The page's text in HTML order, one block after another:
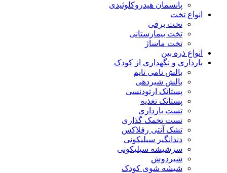
پانسمان هیدروکلوئیدی
انواع تخت
تخت برقی
تخت بیمارستانی
تخت ماساژ
انواع ذره بین
بارداری و نگهداری از کودک
بالش تامی تایم
بالش شیردهی
پستانک ارتودنسی
پستانک تغذیه
تست بارداری
تست تخمک گذاری
تشک آنتی رفلاکس
دندانگیر سیلیکونی
سرشیشه سیلیکونی
شیردوش
شیشه شوی کودک